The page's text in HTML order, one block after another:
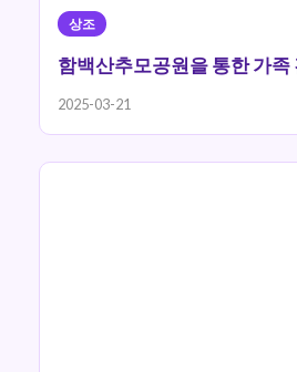
상조
함백산추모공원을 통한 가족
2025-03-21